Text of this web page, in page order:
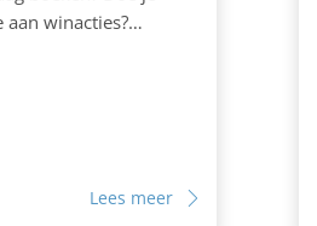
aan winacties?…
Lees meer